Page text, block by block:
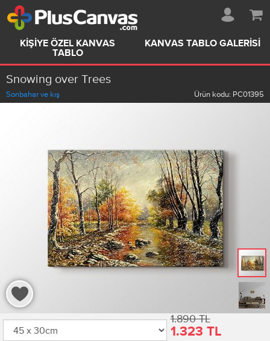
KIŞIYE ÖZEL KANVAS
TABLO
KANVAS TABLO GALERISI
Snowing over Trees
Sonbahar ve kış Ürün kodu: PC01395
1.890 TL
1.323 TL